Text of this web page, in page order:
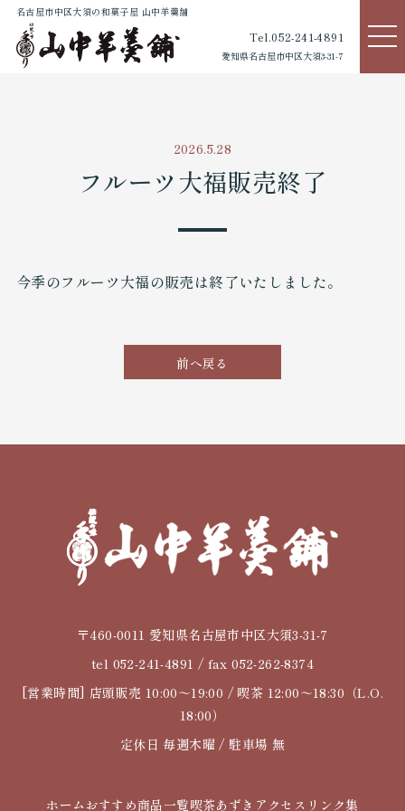
名古屋市中区大須の和菓子屋 山中羊羹舗
Tel.052-241-4891
愛知県名古屋市中区大須3-31-7
2026.5.28
フルーツ大福販売終了
今季のフルーツ大福の販売は終了いたしました。
前へ戻る
〒460-0011 愛知県名古屋市中区大須3-31-7
tel 052-241-4891 / fax 052-262-8374
[営業時間] 店頭販売 10:00～19:00 / 喫茶 12:00～18:30（L.O.
18:00）
定休日 毎週木曜 / 駐車場 無
ホーム おすすめ商品一覧喫茶あずき アクセス リンク集